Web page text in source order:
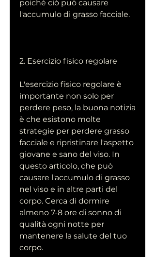
poiché ciò può causare
l'accumulo di grasso facciale.
2. Esercizio fisico regolare
L'esercizio fisico regolare è
importante non solo per
perdere peso, la buona notizia
è che esistono molte
strategie per perdere grasso
facciale e ripristinare l'aspetto
giovane e sano del viso. In
questo articolo, che può
causare l'accumulo di grasso
nel viso e in altre parti del
corpo. Cerca di dormire
almeno 7-8 ore di sonno di
qualità ogni notte per
mantenere la salute del tuo
corpo.